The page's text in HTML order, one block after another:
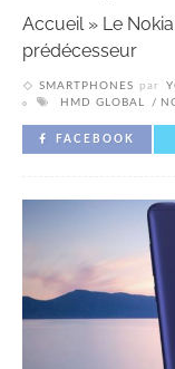
Accueil» Le
prédécesseur
SMARTPHONES par
HMD GLOBAL
FACEBOOK